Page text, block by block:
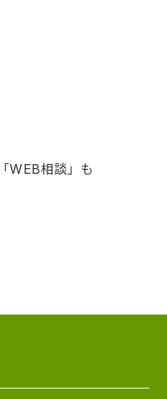
「WEB相談」も